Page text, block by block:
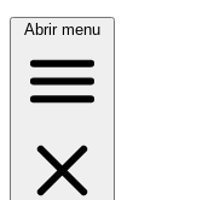
Abrir menu